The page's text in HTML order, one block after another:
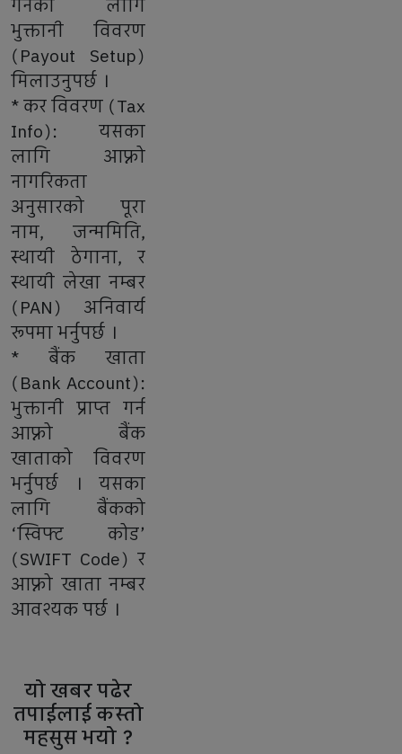
गर्नका लागि
भुक्तानी विवरण
(Payout Setup)
मिलाउनुपर्छ ।
* कर विवरण (Tax
Info): यसका
लागि आफ्नो
नागरिकता
अनुसारको पूरा
नाम, जन्ममिति,
स्थायी ठेगाना, र
स्थायी लेखा नम्बर
(PAN) अनिवार्य
रूपमा भर्नुपर्छ ।
* बैंक खाता
(Bank Account):
भुक्तानी प्राप्त गर्न
आफ्नो बैंक
खाताको विवरण
भर्नुपर्छ । यसका
लागि बैंकको
‘स्विफ्ट कोड’
(SWIFT Code) र
आफ्नो खाता नम्बर
आवश्यक पर्छ ।
यो खबर पढेर
तपाईलाई कस्तो
महसुस भयो ?